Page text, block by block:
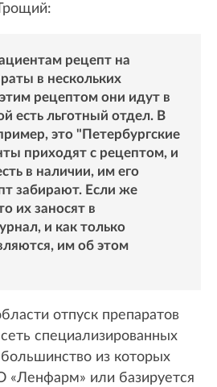
рецепт на
в нескольких
рецептом они идут в
есть льготный отдел. В
это "Петербургские
приходят с рецептом, и
в наличии, им его
забирают. Если же
их заносят в
и как только
им об этом
отпуск препаратов
специализированных
из которых
«Ленфарм» или базируется